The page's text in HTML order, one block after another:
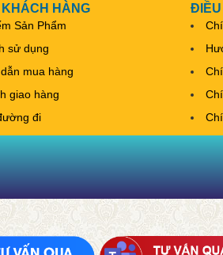
KHÁCH HÀNG
Sản Phẩm
sử dụng
mua hàng
giao hàng
đi
ĐIỀU